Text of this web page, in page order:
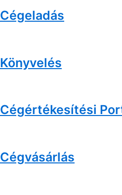
Cégeladás
Könyvelés
Cégértékesítési
Cégvásárlás